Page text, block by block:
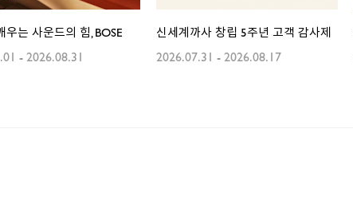
우는 사운드의 힘, BOSE
-2026.08.31
신세계까사 창립 5주년 고객 감사제
2026.07.31 -2026.08.17